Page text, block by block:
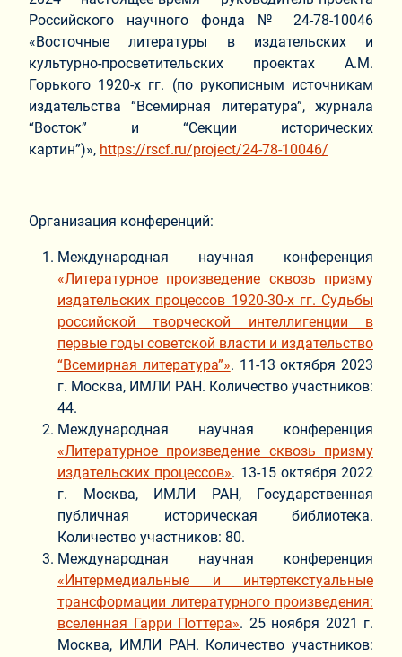
Российского научного фонда № 24-78-10046
«Восточные литературы в издательских и
культурно-просветительских проектах А.М.
Горького 1920-х гг. (по рукописным источникам
издательства “Всемирная литература”, журнала
“Восток” и “Секции исторических
картин”)», https://rscf.ru/project/24-78-10046/
Организация конференций:
Международная научная конференция
«Литературное произведение сквозь призму
издательских процессов 1920-30-х гг. Судьбы
российской творческой интеллигенции в
первые годы советской власти и издательство
“Всемирная литература”». 11-13 октября 2023
г. Москва, ИМЛИ РАН. Количество участников:
44.
Международная научная конференция
«Литературное произведение сквозь призму
издательских процессов». 13-15 октября 2022
г. Москва, ИМЛИ РАН, Государственная
публичная историческая библиотека.
Количество участников: 80.
Международная научная конференция
«Интермедиальные и интертекстуальные
трансформации литературного произведения:
вселенная Гарри Поттера». 25 ноября 2021 г.
Москва, ИМЛИ РАН. Количество участников: